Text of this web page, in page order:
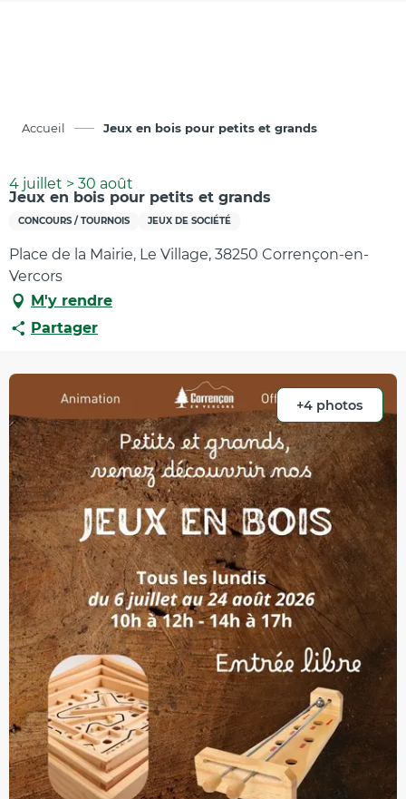
Accueil Jeux en bois pour petits et grands
4 juillet > 30 août
Jeux en bois pour petits et grands
CONCOURS / TOURNOIS JEUX DE SOCIÉTÉ
Place de la Mairie, Le Village, 38250 Corrençon-en-
Vercors
M'y rendre
Partager
+4 photos